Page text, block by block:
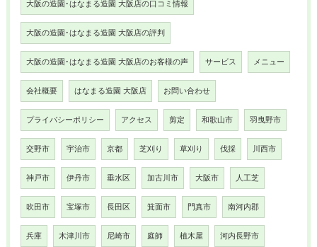
大阪の造園･はなまる造園 大阪店の口コミ情報
大阪の造園･はなまる造園 大阪店の評判
大阪の造園･はなまる造園 大阪店のお客様の声 サービス メニュー
会社概要 はなまる造園 大阪店 お問い合わせ
プライバシーポリシー アクセス 剪定 和歌山市 羽曳野市
交野市 宇治市 京都 芝刈り 草刈り 伐採 川西市
神戸市 伊丹市 垂水区 加古川市 大阪市 人工芝
吹田市 宝塚市 長田区 箕面市 門真市 南河内郡
兵庫 木津川市 尼崎市 庭師 植木屋 河内長野市